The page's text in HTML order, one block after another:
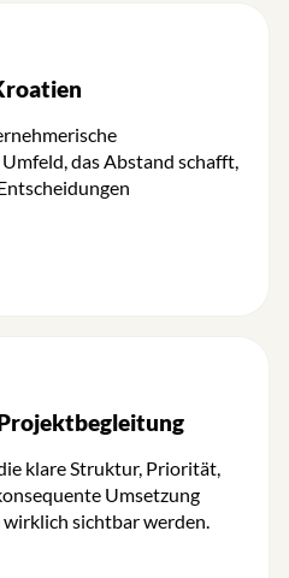
das Abstand schafft,
klare Struktur, Priorität,
Umsetzung
wirklich sichtbar werden.